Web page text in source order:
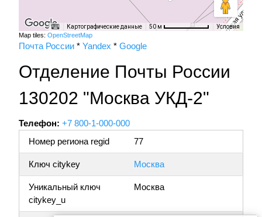
Картографические данные 50 м Условия
Map tiles: OpenStreetMap
Почта России * Yandex * Google
Отделение Почты России
130202 "Москва УКД-2"
Телефон: +7 800-1-000-000
Номер региона regid
77
Ключ citykey Москва
Уникальный ключ
citykey_u
Москва